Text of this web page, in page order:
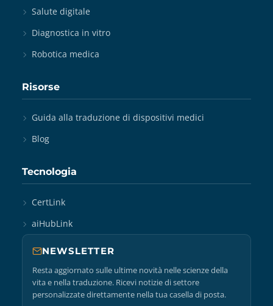
Salute digitale
Diagnostica in vitro
Robotica medica
Risorse
Guida alla traduzione di dispositivi medici
Blog
Tecnologia
CertLink
aiHubLink
NEWSLETTER
Resta aggiornato sulle ultime novità nelle scienze della
vita e nella traduzione. Ricevi notizie di settore
personalizzate direttamente nella tua casella di posta.